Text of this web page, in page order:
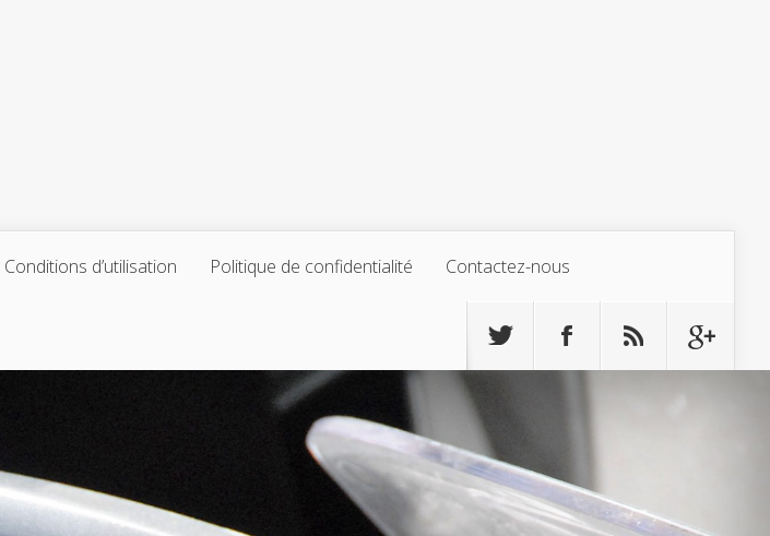
Conditions d’utilisation Politique de confidentialité Contactez-nous